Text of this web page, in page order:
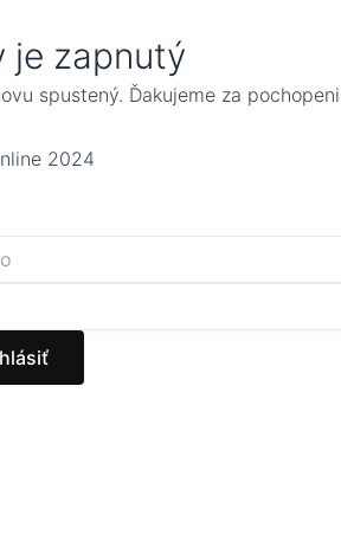
je zapnutý
spustený. Ďakujeme za
2024